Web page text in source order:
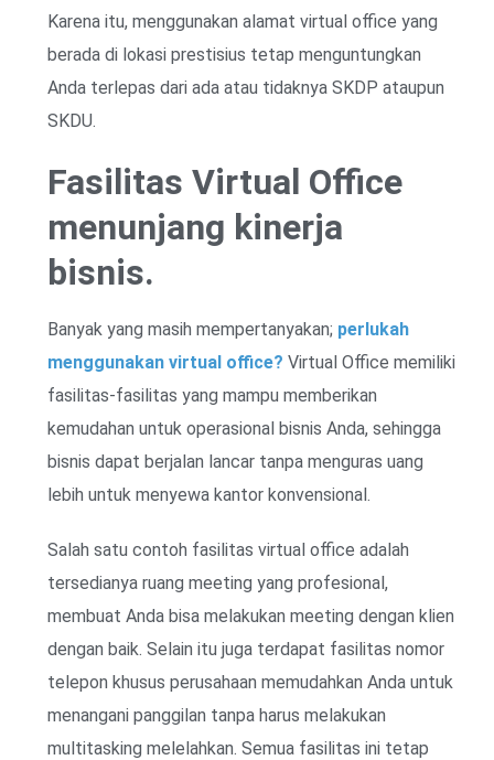
Karena itu, menggunakan alamat virtual office yang
berada di lokasi prestisius tetap menguntungkan
Anda terlepas dari ada atau tidaknya SKDP ataupun
SKDU.
Fasilitas Virtual Office
menunjang kinerja
bisnis.
Banyak yang masih mempertanyakan; perlukah
menggunakan virtual office? Virtual Office memiliki
fasilitas-fasilitas yang mampu memberikan
kemudahan untuk operasional bisnis Anda, sehingga
bisnis dapat berjalan lancar tanpa menguras uang
lebih untuk menyewa kantor konvensional.
Salah satu contoh fasilitas virtual office adalah
tersedianya ruang meeting yang profesional,
membuat Anda bisa melakukan meeting dengan klien
dengan baik. Selain itu juga terdapat fasilitas nomor
telepon khusus perusahaan memudahkan Anda untuk
menangani panggilan tanpa harus melakukan
multitasking melelahkan. Semua fasilitas ini tetap